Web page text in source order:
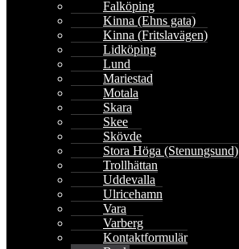
Falköping
Kinna (Ehns gata)
Kinna (Fritslavägen)
Lidköping
Lund
Mariestad
Motala
Skara
Skee
Skövde
Stora Höga (Stenungsund)
Trollhättan
Uddevalla
Ulricehamn
Vara
Varberg
Kontaktformulär